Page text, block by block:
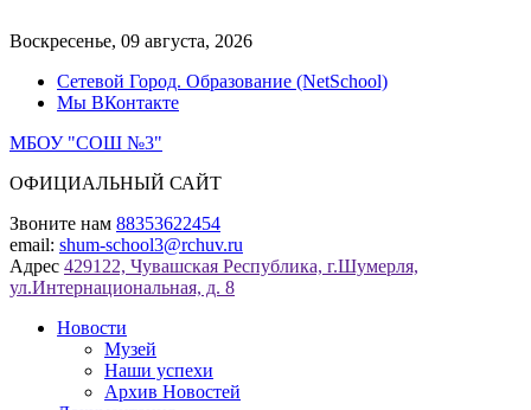
к
Воскресенье, 09 августа, 2026
Сетевой Город. Образование (NetSchool)
Мы ВКонтакте
МБОУ "СОШ №3"
ОФИЦИАЛЬНЫЙ САЙТ
Звоните нам 88353622454
email: shum-school3@rchuv.ru
Адрес 429122, Чувашская Республика, г.Шумерля,
ул.Интернациональная, д. 8
Новости
Музей
Наши успехи
Архив Новостей